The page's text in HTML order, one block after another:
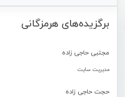
برگزیده‌های هرمزگانی
مجتبی حاجی زاده
مدیریت سایت
حجت حاجی زاده